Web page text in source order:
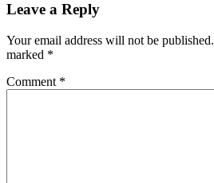
Leave a Reply
Your email address will not be published.
marked *
Comment *